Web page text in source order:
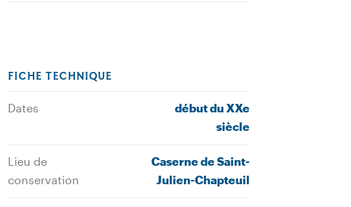
FICHE TECHNIQUE
Dates
début du XXe
siècle
Lieu de
conservation
Caserne de Saint-
Julien-Chapteuil